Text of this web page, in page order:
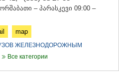
ორშაბათი – პარასკევი 09:00 –
map
ЖЕЛЕЗНОДОРОЖНЫМ
Все категории